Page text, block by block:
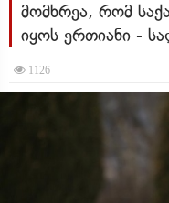
მომხრეა, რომ
იყოს ერთიანი -
1126